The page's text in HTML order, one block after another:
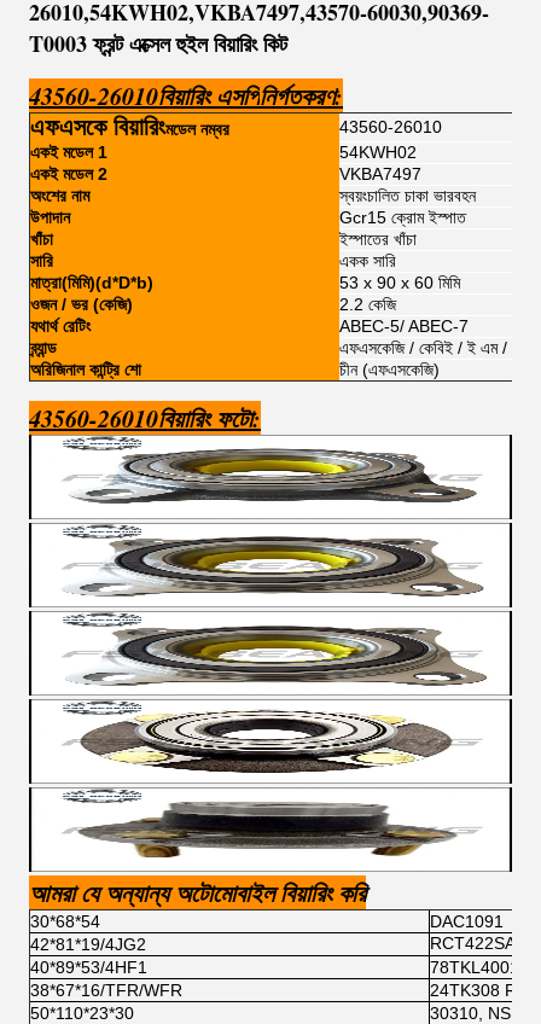
26010,54KWH02,VKBA7497,43570-60030,90369-
T0003 ফ্রন্ট এক্সেল হুইল বিয়ারিং কিট
43560-26010বিয়ারিং এসপিনির্গতকরণ:
এফএসকে বিয়ারিংমডেল নম্বর
43560-26010
একই মডেল 1
54KWH02
একই মডেল 2
VKBA7497
অংশের নাম
স্বয়ংচালিত চাকা ভারবহন
উপাদান
Gcr15 ক্রোম ইস্পাত
খাঁচা
ইস্পাতের খাঁচা
সারি
একক সারি
মাত্রা(মিমি)(d*D*b)
53 x 90 x 60 মিমি
ওজন / ভর (কেজি)
2.2 কেজি
যথার্থ রেটিং
ABEC-5/ ABEC-7
ব্র্যান্ড
এফএসকেজি / কেবিই / ই এম / যে
অরিজিনাল কান্ট্রি শো
চীন (এফএসকেজি)
43560-26010বিয়ারিং ফটো:
আমরা যে অন্যান্য অটোমোবাইল বিয়ারিং করি
30*68*54
DAC1091
42*81*19/4JG2
RCT422SA1
40*89*53/4HF1
78TKL4001
38*67*16/TFR/WFR
24TK308
50*110*23*30
30310, NSK